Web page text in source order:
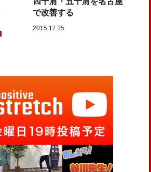
で改善する
2015.12.25